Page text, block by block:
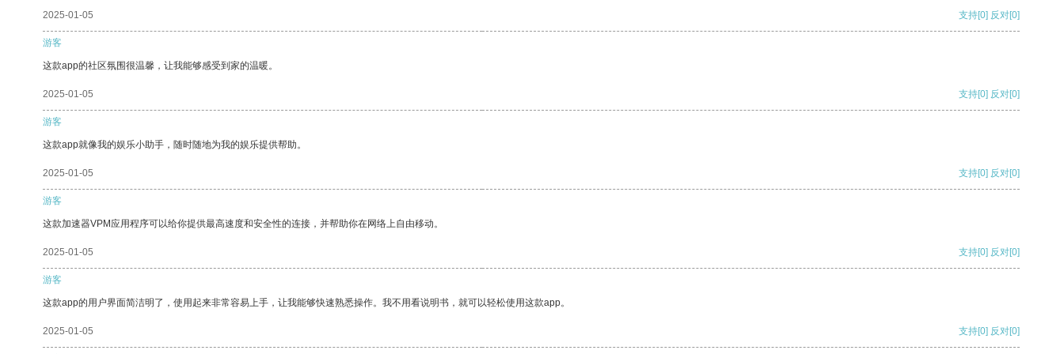
2025-01-05 支持[0] 反对[0]
游客
这款app的社区氛围很温馨，让我能够感受到家的温暖。
2025-01-05 支持[0] 反对[0]
游客
这款app就像我的娱乐小助手，随时随地为我的娱乐提供帮助。
2025-01-05 支持[0] 反对[0]
游客
这款加速器VPM应用程序可以给你提供最高速度和安全性的连接，并帮助你在网络上自由移动。
2025-01-05 支持[0] 反对[0]
游客
这款app的用户界面简洁明了，使用起来非常容易上手，让我能够快速熟悉操作。我不用看说明书，就可以轻松使用这款app。
2025-01-05 支持[0] 反对[0]